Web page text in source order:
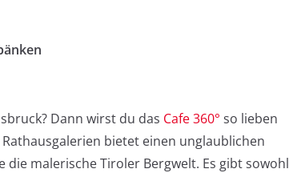
Dann wirst du das Cafe 360° so lieben
bietet einen unglaublichen
malerische Tiroler Bergwelt. Es gibt sowohl